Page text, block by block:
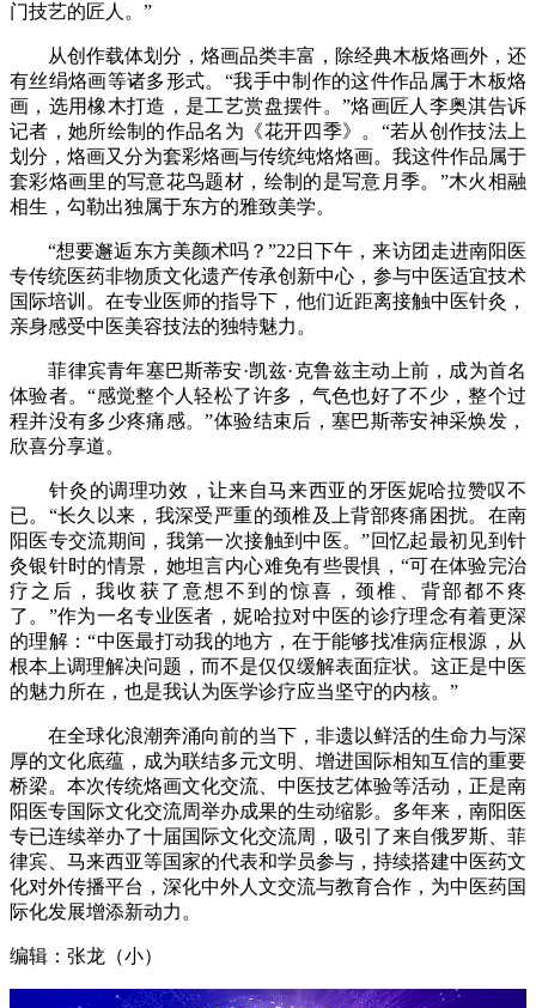
门技艺的匠人。”
从创作载体划分，烙画品类丰富，除经典木板烙画外，还
有丝绢烙画等诸多形式。“我手中制作的这件作品属于木板烙
画，选用橡木打造，是工艺赏盘摆件。”烙画匠人李奥淇告诉
记者，她所绘制的作品名为《花开四季》。“若从创作技法上
划分，烙画又分为套彩烙画与传统纯烙烙画。我这件作品属于
套彩烙画里的写意花鸟题材，绘制的是写意月季。”木火相融
相生，勾勒出独属于东方的雅致美学。
“想要邂逅东方美颜术吗？”22日下午，来访团走进南阳医
专传统医药非物质文化遗产传承创新中心，参与中医适宜技术
国际培训。在专业医师的指导下，他们近距离接触中医针灸，
亲身感受中医美容技法的独特魅力。
菲律宾青年塞巴斯蒂安·凯兹·克鲁兹主动上前，成为首名
体验者。“感觉整个人轻松了许多，气色也好了不少，整个过
程并没有多少疼痛感。”体验结束后，塞巴斯蒂安神采焕发，
欣喜分享道。
针灸的调理功效，让来自马来西亚的牙医妮哈拉赞叹不
已。“长久以来，我深受严重的颈椎及上背部疼痛困扰。在南
阳医专交流期间，我第一次接触到中医。”回忆起最初见到针
灸银针时的情景，她坦言内心难免有些畏惧，“可在体验完治
疗之后，我收获了意想不到的惊喜，颈椎、背部都不疼
了。”作为一名专业医者，妮哈拉对中医的诊疗理念有着更深
的理解：“中医最打动我的地方，在于能够找准病症根源，从
根本上调理解决问题，而不是仅仅缓解表面症状。这正是中医
的魅力所在，也是我认为医学诊疗应当坚守的内核。”
在全球化浪潮奔涌向前的当下，非遗以鲜活的生命力与深
厚的文化底蕴，成为联结多元文明、增进国际相知互信的重要
桥梁。本次传统烙画文化交流、中医技艺体验等活动，正是南
阳医专国际文化交流周举办成果的生动缩影。多年来，南阳医
专已连续举办了十届国际文化交流周，吸引了来自俄罗斯、菲
律宾、马来西亚等国家的代表和学员参与，持续搭建中医药文
化对外传播平台，深化中外人文交流与教育合作，为中医药国
际化发展增添新动力。
编辑：张龙（小）